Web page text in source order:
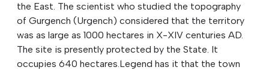
the East. The scientist who studied the topography
of Gurgench (Urgench) considered that the territory
was as large as 1000 hectares in X-XIV centuries AD.
The site is presently protected by the State. It
occupies 640 hectares.Legend has it that the town